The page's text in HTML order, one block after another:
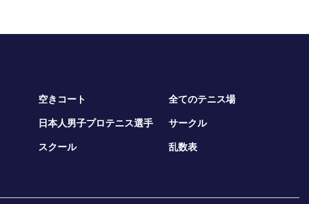
空きコート 全てのテニス場
日本人男子プロテニス選手 サークル
スクール 乱数表